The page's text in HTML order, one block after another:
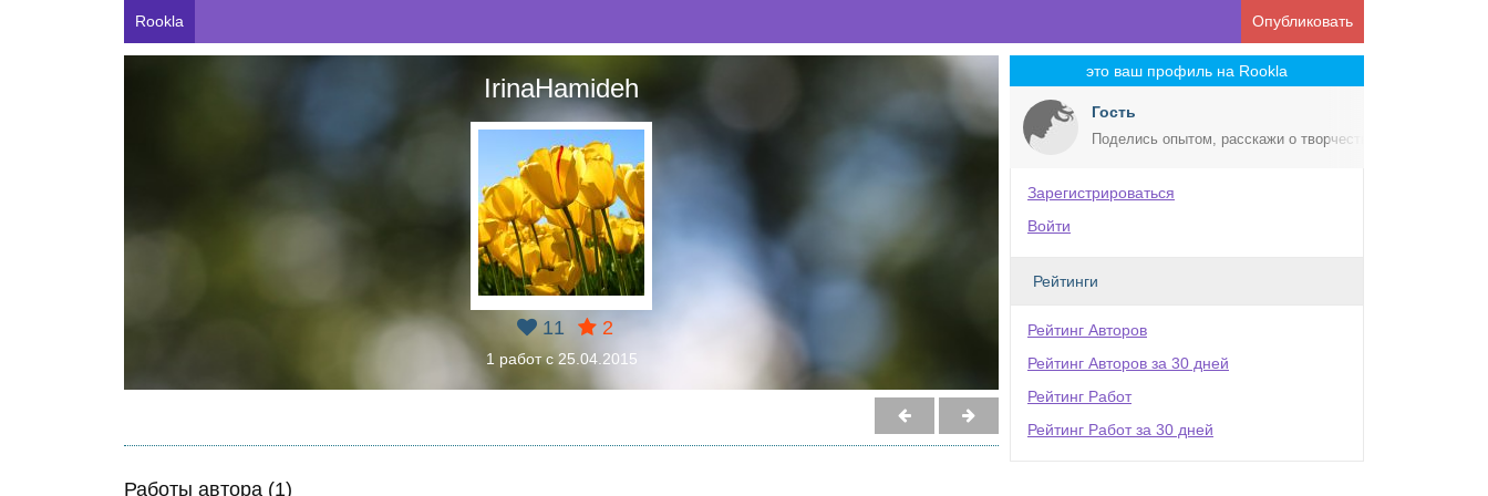
Rookla Опубликовать
IrinaHamideh
11 2
1 работ с 25.04.2015
Работы автора (1)
это ваш профиль на Rookla
Гость
Поделись опытом, расскажи о творчестве!
Зарегистрироваться
Войти
Рейтинги
Рейтинг Авторов
Рейтинг Авторов за 30 дней
Рейтинг Работ
Рейтинг Работ за 30 дней